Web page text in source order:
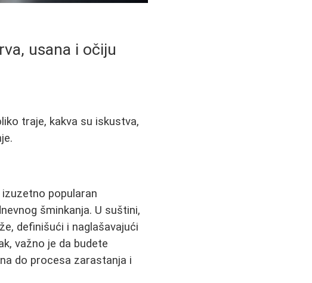
usana i očiju
traje, kakva su iskustva,
popularan
šminkanja. U suštini,
definišući i naglašavajući
važno je da budete
do procesa zarastanja i